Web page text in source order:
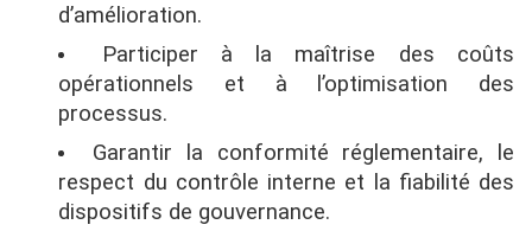
d’amélioration.
Participer à la maîtrise des coûts
opérationnels et à l’optimisation des
processus.
Garantir la conformité réglementaire, le
respect du contrôle interne et la fiabilité des
dispositifs de gouvernance.